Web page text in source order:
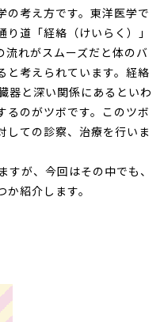
の考え方です。東洋医学で
道「経絡（けいらく）」
流れがスムーズだと体のバ
と考えられています。経絡
器と深い関係にあるといわ
るのがツボです。このツボ
しての診察、治療を行いま
すが、今回はその中でも、
紹介します。